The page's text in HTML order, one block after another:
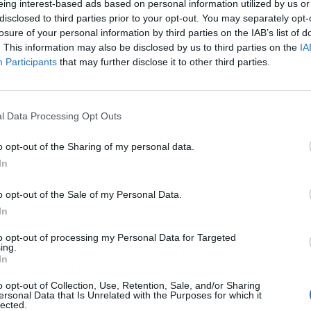
interest-based ads based on personal information utilized by us
to third parties prior to your opt-out. You may separately
of your personal information by third parties on the IAB’s list of
This information may also be disclosed by us to third parties on the
Participants that may further disclose it to other third parties.
Data Processing Opt Outs
opt-out of the Sharing of my personal data.
opt-out of the Sale of my Personal Data.
opt-out of processing my Personal Data for Targeted
opt-out of Collection, Use, Retention, Sale, and/or Sharing
Data that Is Unrelated with the Purposes for which it
radical" del modelo de producción y
ecológica que originamos en Euskal
sobrevivir".
ámbito" para poder materializar los cambios